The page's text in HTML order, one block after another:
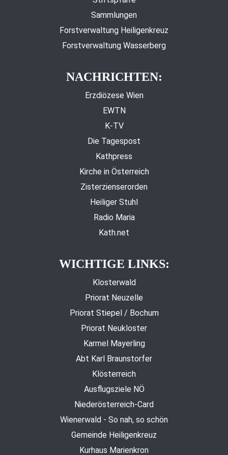
Sammlungen
Forstverwaltung Heiligenkreuz
Forstverwaltung Wasserberg
NACHRICHTEN:
Erzdiözese Wien
EWTN
K-TV
Die Tagespost
Kathpress
Kirche in Österreich
Zisterzienserorden
Heiliger Stuhl
Radio Maria
Kath.net
WICHTIGE LINKS:
Klosterwald
Priorat Neuzelle
Priorat Stiepel / Bochum
Priorat Neukloster
Karmel Mayerling
Abt Karl Braunstorfer
Klösterreich
Ausflugsziele NÖ
Niederösterreich-Card
Wienerwald - So nah, so schön
Gemeinde Heiligenkreuz
Kurhaus Marienkron